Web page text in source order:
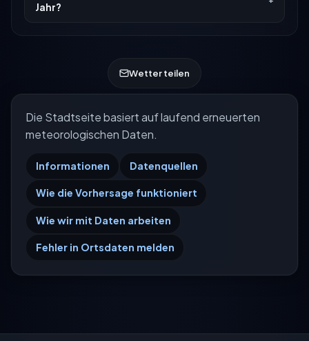
Jahr?
Wetter teilen
Die Stadtseite basiert auf laufend erneuerten
meteorologischen Daten.
Informationen Datenquellen
Wie die Vorhersage funktioniert
Wie wir mit Daten arbeiten
Fehler in Ortsdaten melden